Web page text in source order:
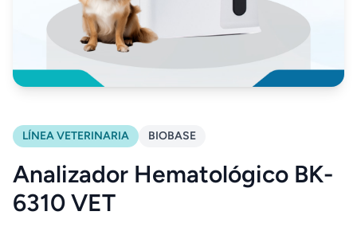
LÍNEA VETERINARIA BIOBASE
Analizador Hematológico BK-
6310 VET